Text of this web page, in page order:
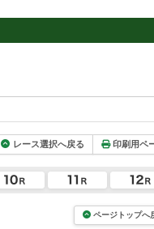
レース選択へ戻る 印刷用ペ
ページトップへ